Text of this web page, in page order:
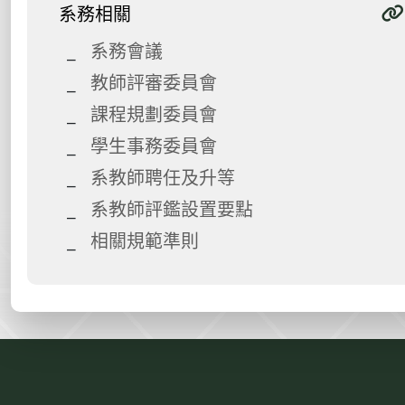
系務相關
系務會議
教師評審委員會
課程規劃委員會
學生事務委員會
系教師聘任及升等
系教師評鑑設置要點
相關規範準則